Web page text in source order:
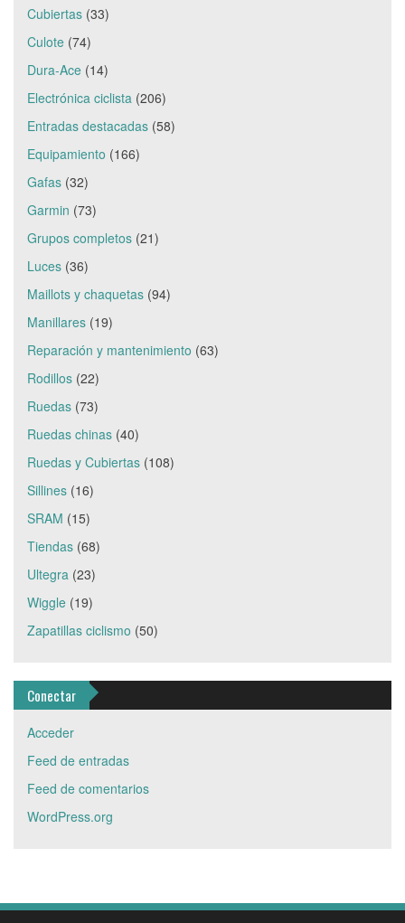
Cubiertas (33)
Culote (74)
Dura-Ace (14)
Electrónica ciclista (206)
Entradas destacadas (58)
Equipamiento (166)
Gafas (32)
Garmin (73)
Grupos completos (21)
Luces (36)
Maillots y chaquetas (94)
Manillares (19)
Reparación y mantenimiento (63)
Rodillos (22)
Ruedas (73)
Ruedas chinas (40)
Ruedas y Cubiertas (108)
Sillines (16)
SRAM (15)
Tiendas (68)
Ultegra (23)
Wiggle (19)
Zapatillas ciclismo (50)
Conectar
Acceder
Feed de entradas
Feed de comentarios
WordPress.org